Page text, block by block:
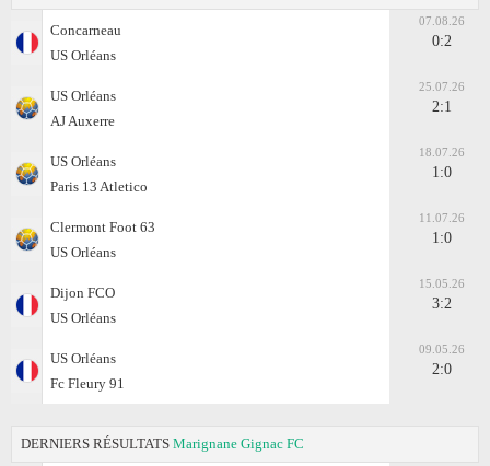
Concarneau
US Orléans
07.08.26
0:2
US Orléans
AJ Auxerre
25.07.26
2:1
US Orléans
Paris 13 Atletico
18.07.26
1:0
Clermont Foot 63
US Orléans
11.07.26
1:0
Dijon FCO
US Orléans
15.05.26
3:2
US Orléans
Fc Fleury 91
09.05.26
2:0
DERNIERS RÉSULTATS Marignane Gignac FC